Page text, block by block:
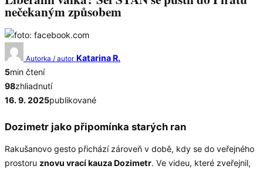
nečekaným způsobem
Autorka / autor Katarina R.
5min čtení
98zhliadnutí
16. 9. 2025publikované
Dozimetr jako připomínka starých ran
Rakušanovo gesto přichází zároveň v době, kdy se do veřejného
prostoru znovu vrací kauza Dozimetr. Ve videu, které zveřejnil,